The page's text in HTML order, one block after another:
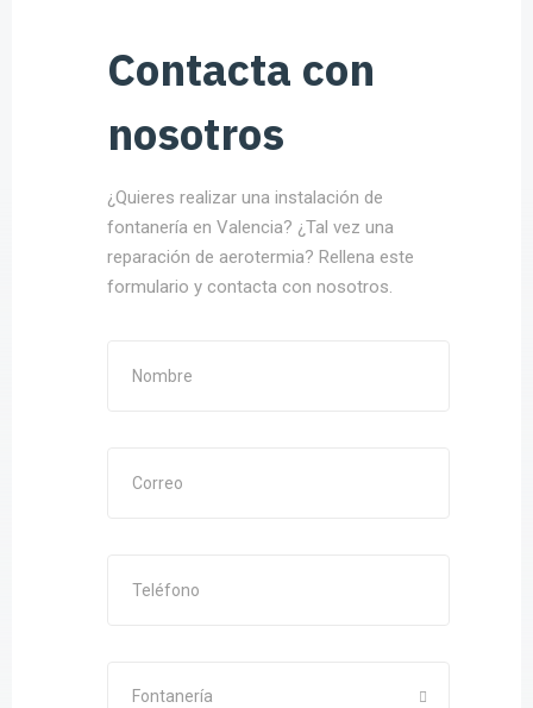
Contacta con
nosotros
¿Quieres realizar una instalación de
fontanería en Valencia? ¿Tal vez una
reparación de aerotermia? Rellena este
formulario y contacta con nosotros.
Fontanería